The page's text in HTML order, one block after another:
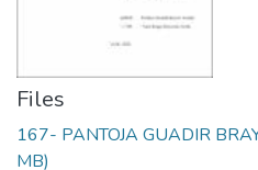
Files
167- PANTOJA GUADIR
MB)